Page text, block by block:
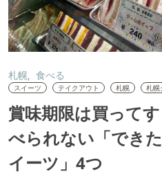
札幌 食べる
スイーツ テイクアウト 札幌 札幌
賞味期限は買って
べられない「でき
イーツ」4つ